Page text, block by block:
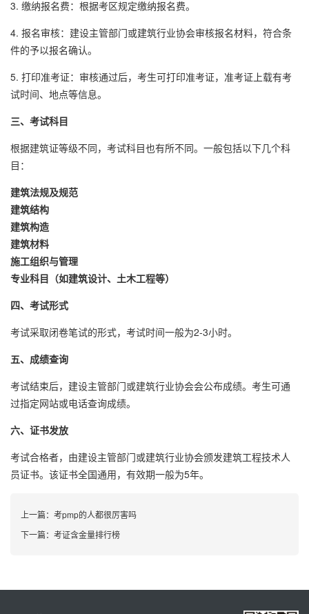
3. 缴纳报名费：根据考区规定缴纳报名费。
4. 报名审核：建设主管部门或建筑行业协会审核报名材料，符合条
件的予以报名确认。
5. 打印准考证：审核通过后，考生可打印准考证，准考证上载有考
试时间、地点等信息。
三、考试科目
根据建筑证等级不同，考试科目也有所不同。一般包括以下几个科
目：
建筑法规及规范
建筑结构
建筑构造
建筑材料
施工组织与管理
专业科目（如建筑设计、土木工程等）
四、考试形式
考试采取闭卷笔试的形式，考试时间一般为2-3小时。
五、成绩查询
考试结束后，建设主管部门或建筑行业协会会公布成绩。考生可通
过指定网站或电话查询成绩。
六、证书发放
考试合格者，由建设主管部门或建筑行业协会颁发建筑工程技术人
员证书。该证书全国通用，有效期一般为5年。
上一篇： 考pmp的人都很厉害吗
下一篇： 考证含金量排行榜